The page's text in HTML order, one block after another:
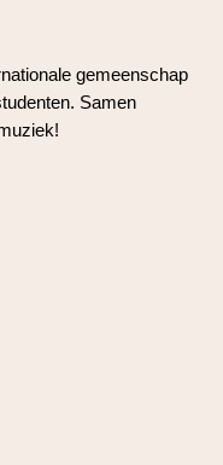
gemeenschap
Samen